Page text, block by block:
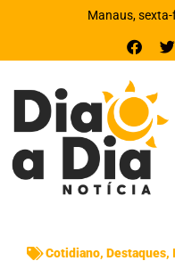
Manaus,
Cotidiano, Destaques,